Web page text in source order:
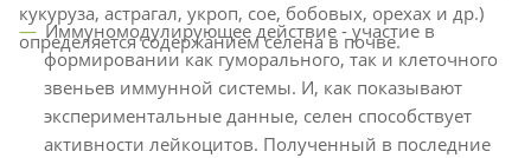
кукуруза, астрагал, укроп, сое, бобовых, орехах и др.)
определяется содержанием селена в почве.
Иммуномодулирующее действие - участие в
формировании как гуморального, так и клеточного
звеньев иммунной системы. И, как показывают
экспериментальные данные, селен способствует
активности лейкоцитов. Полученный в последние